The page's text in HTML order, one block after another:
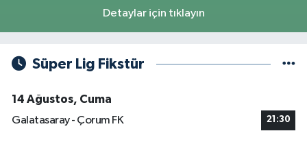
Detaylar için tıklayın
Süper Lig Fikstür
14 Ağustos, Cuma
Galatasaray - Çorum FK
21:30